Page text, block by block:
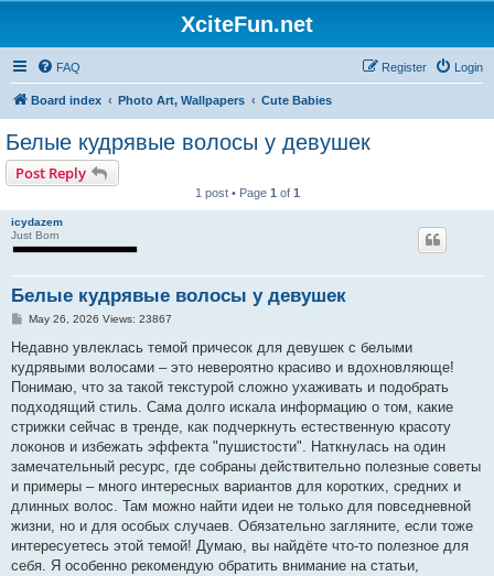
XciteFun.net
FAQ Login
Register
Board index Photo Art, Wallpapers Cute Babies
Белые кудрявые волосы у девушек
Post Reply
1 post • Page 1 of 1
icydazem
Just Born
Белые кудрявые волосы у девушек
P
s
May 26, 2026 Views: 23867
Недавно увлеклась темой причесок для девушек с белыми
кудрявыми волосами – это невероятно красиво и вдохновляюще!
Понимаю, что за такой текстурой сложно ухаживать и подобрать
подходящий стиль. Сама долго искала информацию о том, какие
стрижки сейчас в тренде, как подчеркнуть естественную красоту
локонов и избежать эффекта "пушистости". Наткнулась на один
замечательный ресурс, где собраны действительно полезные советы
и примеры – много интересных вариантов для коротких, средних и
длинных волос. Там можно найти идеи не только для повседневной
жизни, но и для особых случаев. Обязательно загляните, если тоже
интересуетесь этой темой! Думаю, вы найдёте что-то полезное для
себя. Я особенно рекомендую обратить внимание на статьи,